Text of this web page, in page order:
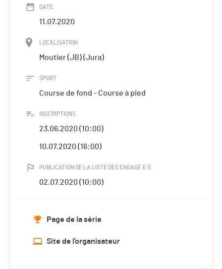
DATE
11.07.2020
LOCALISATION
Moutier (JB) (Jura)
SPORT
Course de fond - Course à pied
INSCRIPTIONS
23.06.2020 (10:00)
10.07.2020 (16:00)
PUBLICATION DE LA LISTE DES ENGAGÉ·E·S
02.07.2020 (10:00)
Page de la série
Site de l'organisateur